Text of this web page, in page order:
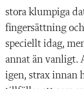
stora klumpiga
fingersättning
speciellt idag,
annat än vanligt.
igen, strax innan